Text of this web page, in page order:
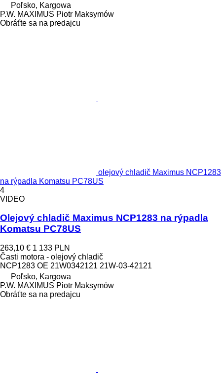
Poľsko, Kargowa
P.W. MAXIMUS Piotr Maksymów
Obráťte sa na predajcu
olejový chladič Maximus NCP1283
na rýpadla Komatsu PC78US
4
VIDEO
Olejový chladič Maximus NCP1283 na rýpadla
Komatsu PC78US
263,10 € 1 133 PLN
Časti motora - olejový chladič
NCP1283 OE 21W0342121 21W-03-42121
Poľsko, Kargowa
P.W. MAXIMUS Piotr Maksymów
Obráťte sa na predajcu